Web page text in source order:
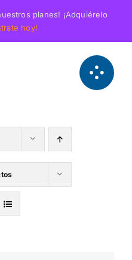
planes! ¡Adquiérelo
hoy!